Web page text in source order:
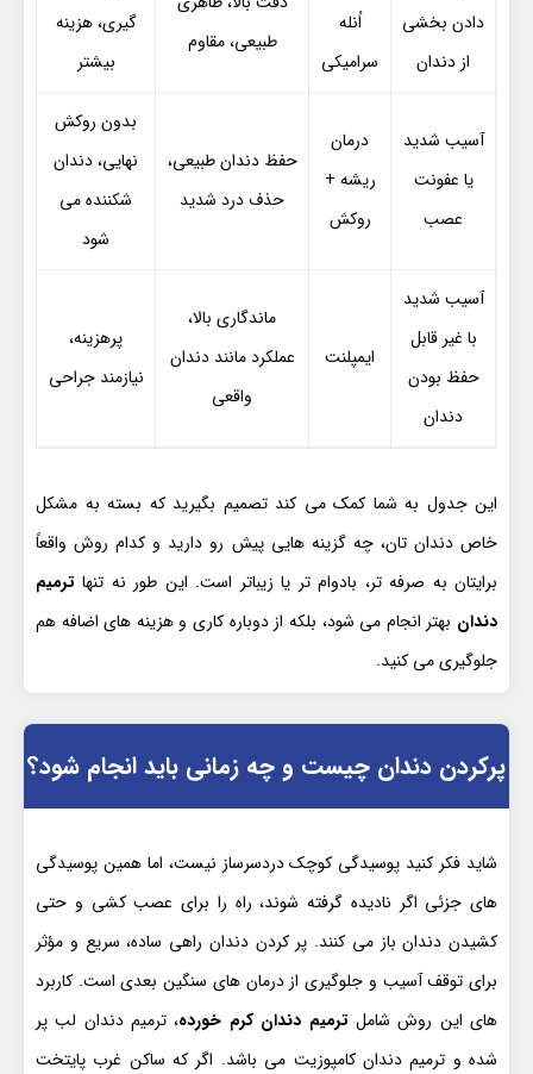
دادن بخشی
از دندان
اُنله
سرامیکی
طبیعی، مقاوم
گیری، هزینه
بیشتر
آسیب شدید
یا عفونت
عصب
درمان
ریشه +
روکش
حفظ دندان طبیعی،
حذف درد شدید
بدون روکش
نهایی، دندان
شکننده می
شود
آسیب شدید
با غیر قابل
حفظ بودن
دندان
ایمپلنت
ماندگاری بالا،
عملکرد مانند دندان
واقعی
پرهزینه،
نیازمند جراحی
این جدول به شما کمک می کند تصمیم بگیرید که بسته به مشکل
خاص دندان تان، چه گزینه هایی پیش رو دارید و کدام روش واقعاً
برایتان به صرفه تر، بادوام تر یا زیباتر است. این طور نه تنها ترمیم
دندان بهتر انجام می شود، بلکه از دوباره کاری و هزینه های اضافه هم
جلوگیری می کنید.
پرکردن دندان چیست و چه زمانی باید انجام شود؟
شاید فکر کنید پوسیدگی کوچک دردسرساز نیست، اما همین پوسیدگی
های جزئی اگر نادیده گرفته شوند، راه را برای عصب کشی و حتی
کشیدن دندان باز می کنند. پر کردن دندان راهی ساده، سریع و مؤثر
برای توقف آسیب و جلوگیری از درمان های سنگین بعدی است. کاربرد
های این روش شامل ترمیم دندان کرم خورده، ترمیم دندان لب پر
شده و ترمیم دندان کامپوزیت می باشد. اگر که ساکن غرب پایتخت